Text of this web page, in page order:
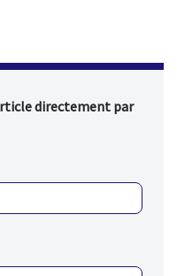
directement par